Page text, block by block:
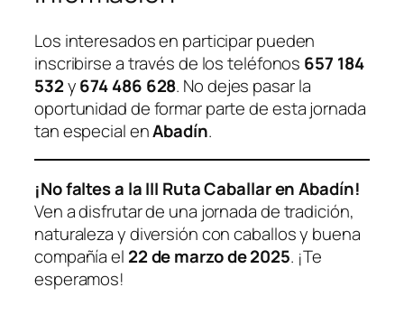
Los interesados en participar pueden
inscribirse a través de los teléfonos 657 184
532y674 486 628. No dejes pasar la
oportunidad de formar parte de esta jornada
tan especial enAbadín.
¡No faltes a la III Ruta Caballar en Abadín!
Ven a disfrutar de una jornada de tradición,
naturaleza y diversión con caballos y buena
compañía el 22 de marzo de 2025. ¡Te
esperamos!